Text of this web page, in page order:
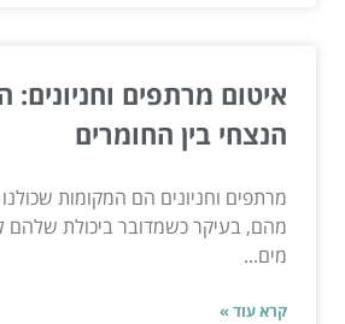
איטום מרתפים
הנצחי בין החומרים
מרתפים וחניונים הם המקומות
מהם, בעיקר כשמדובר ביכולת שלהם
מים...
קרא עוד »